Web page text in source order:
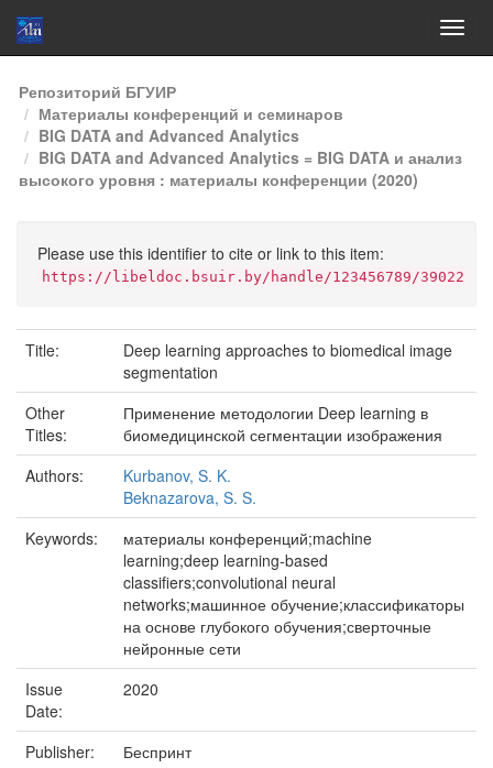
Skip
navigation
Репозиторий БГУИР
Материалы конференций и семинаров
BIG DATA and Advanced Analytics
BIG DATA and Advanced Analytics = BIG DATA и анализ
высокого уровня : материалы конференции (2020)
Please use this identifier to cite or link to this item:
https://libeldoc.bsuir.by/handle/123456789/39022
Title:
Deep learning approaches to biomedical image
segmentation
Other
Titles:
Применение методологии Deep learning в
биомедицинской сегментации изображения
Authors:
Kurbanov, S. K.
Beknazarova, S. S.
Keywords:
материалы конференций;machine
learning;deep learning-based
classifiers;convolutional neural
networks;машинное обучение;классификаторы
на основе глубокого обучения;сверточные
нейронные сети
Issue
Date:
2020
Publisher:
Беспринт